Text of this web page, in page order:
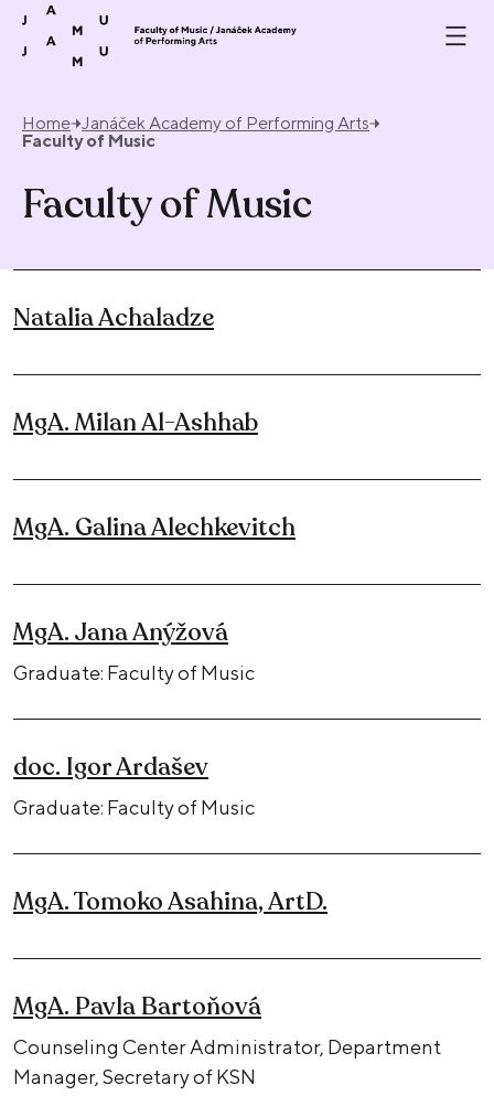
Skip to content
Home Janáček Academy of Performing Arts
Faculty of Music
Faculty of Music
Natalia Achaladze
MgA. Milan Al-Ashhab
MgA. Galina Alechkevitch
MgA. Jana Anýžová
Graduate: Faculty of Music
doc. Igor Ardašev
Graduate: Faculty of Music
MgA. Tomoko Asahina, ArtD.
MgA. Pavla Bartoňová
Counseling Center Administrator, Department
Manager, Secretary of KSN